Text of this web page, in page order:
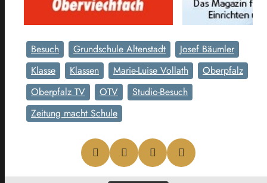
Besuch Grundschule Altenstadt
Josef Bäumler
Klasse
Klassen Marie-Luise Vollath
Oberpfalz
Oberpfalz TV
OTV
Studio-Besuch
Zeitung macht Schule